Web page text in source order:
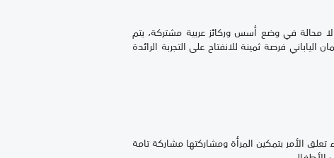
لا محالة في وضع أسس وركائز عربية مشتركة، يتم
فرصة ثمينة للانفتاح على التجربة الرائدة
الأمر بتمكين المرأة ومشاركتها مشاركة تامة